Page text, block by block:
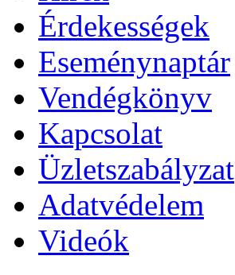
Érdekességek
Eseménynaptár
Vendégkönyv
Kapcsolat
Üzletszabályzat
Adatvédelem
Videók